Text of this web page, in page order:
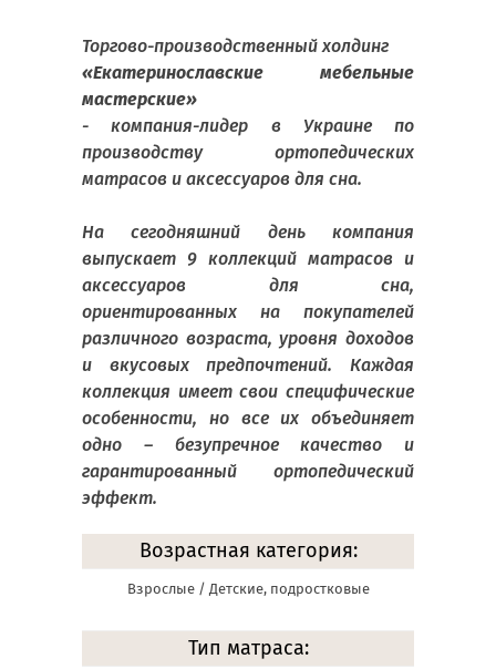
Торгово-производственный холдинг
«Екатеринославские мебельные
мастерские»
- компания-лидер в Украине по
производству ортопедических
матрасов и аксессуаров для сна.
На сегодняшний день компания
выпускает 9 коллекций матрасов и
аксессуаров для сна,
ориентированных на покупателей
различного возраста, уровня доходов
и вкусовых предпочтений. Каждая
коллекция имеет свои специфические
особенности, но все их объединяет
одно – безупречное качество и
гарантированный ортопедический
эффект.
Возрастная категория:
Взрослые / Детские, подростковые
Тип матраса: